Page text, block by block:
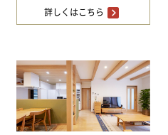
詳しくはこちら